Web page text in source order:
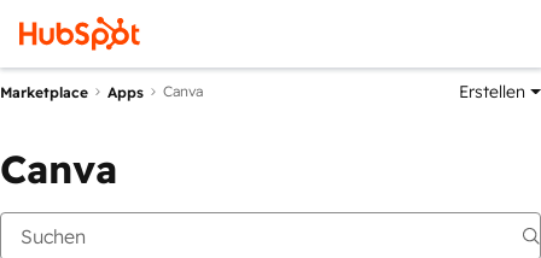
Marketplace Apps Canva Erstellen
Canva